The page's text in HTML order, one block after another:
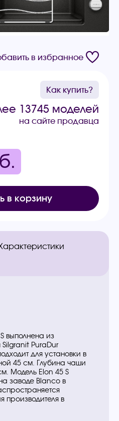
в избранное
Как купить?
13745 моделей
на сайте продавца
в корзину
выполнена из
Silgranit PuraDur
для установки в
45 см. Глубина чаши
Модель Elon 45 S
заводе Blanco в
производителя в